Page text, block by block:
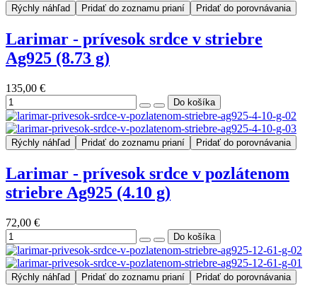
Rýchly náhľad Pridať do zoznamu prianí Pridať do porovnávania
Larimar - prívesok srdce v striebre
Ag925 (8.73 g)
135,00 €
Rýchly náhľad Pridať do zoznamu prianí Pridať do porovnávania
Larimar - prívesok srdce v pozlátenom
striebre Ag925 (4.10 g)
72,00 €
Rýchly náhľad Pridať do zoznamu prianí Pridať do porovnávania